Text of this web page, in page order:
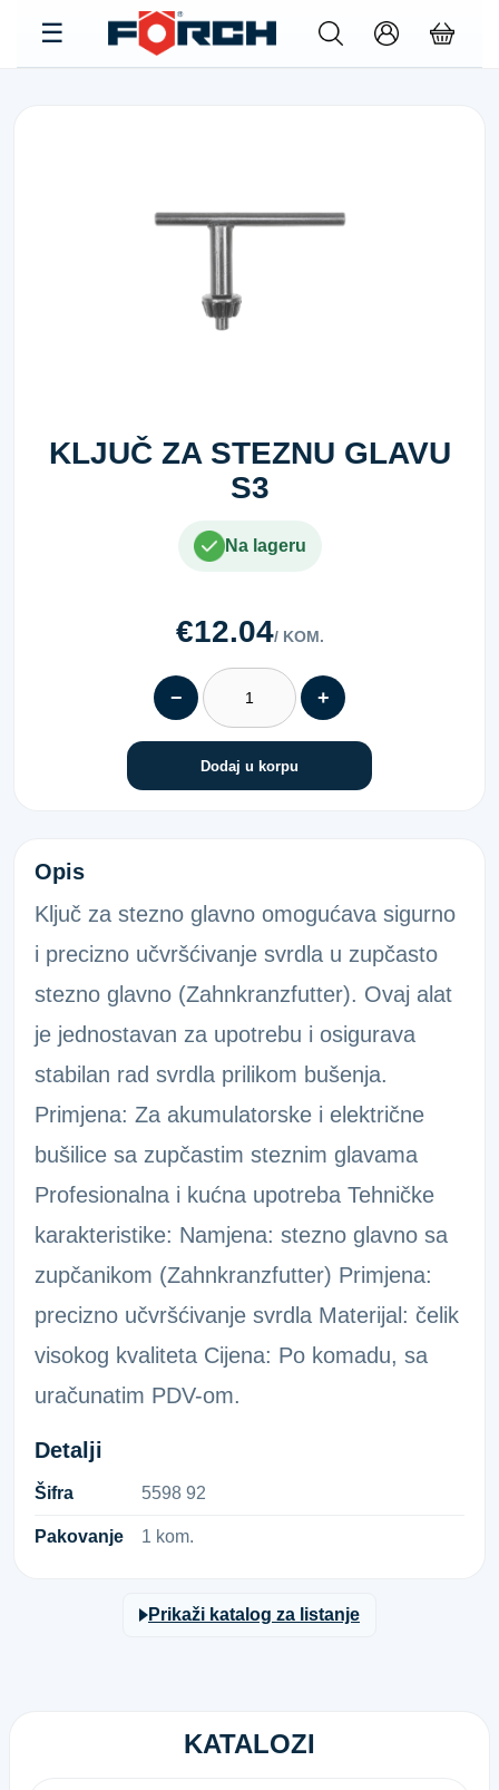
KLJUČ ZA STEZNU GLAVU
S3
Na lageru
€12.04/ KOM.
− +
Dodaj u korpu
KLJUČ ZA STEZNU GLAVU S3
Opis
Ključ za stezno glavno omogućava sigurno
i precizno učvršćivanje svrdla u zupčasto
stezno glavno (Zahnkranzfutter). Ovaj alat
je jednostavan za upotrebu i osigurava
stabilan rad svrdla prilikom bušenja.
Primjena: Za akumulatorske i električne
bušilice sa zupčastim steznim glavama
Profesionalna i kućna upotreba Tehničke
karakteristike: Namjena: stezno glavno sa
zupčanikom (Zahnkranzfutter) Primjena:
precizno učvršćivanje svrdla Materijal: čelik
visokog kvaliteta Cijena: Po komadu, sa
uračunatim PDV-om.
Detalji
Šifra 5​5​9​8​ ​9​2​
Pakovanje 1 kom.
Prikaži katalog za listanje
KATALOZI